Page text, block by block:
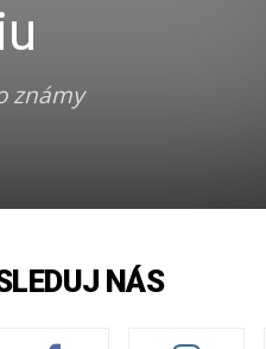
známy
NÁS